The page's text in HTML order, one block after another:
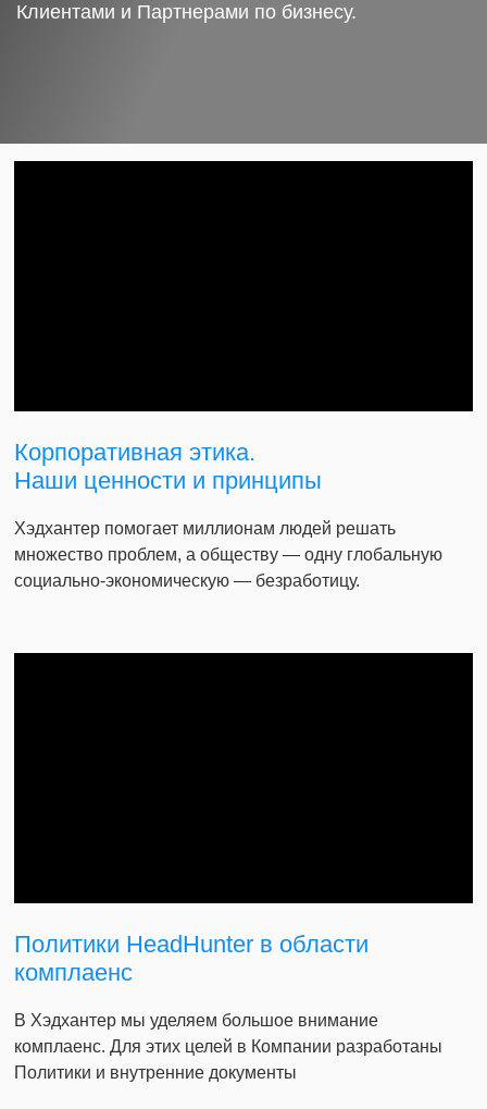
Клиентами и Партнерами по бизнесу.
Корпоративная этика.
Наши ценности и принципы
Хэдхантер помогает миллионам людей решать
множество проблем, а обществу — одну глобальную
социально-экономическую — безработицу.
Политики HeadHunter в области
комплаенс
В Хэдхантер мы уделяем большое внимание
комплаенс. Для этих целей в Компании разработаны
Политики и внутренние документы